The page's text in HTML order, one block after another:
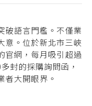
破語言門檻。不僅業
意。位於新北市三峽
官網，每月吸引超過
封的採購詢問函，
者大開眼界。